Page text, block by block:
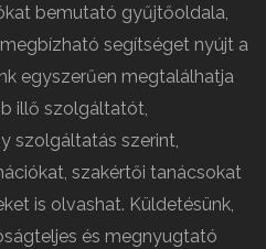
bemutató gyűjtőoldala,
segítséget nyújt a
egyszerűen megtalálhatja
illő szolgáltatót,
szolgáltatás szerint,
szakértői tanácsokat
is olvashat. Küldetésünk,
és megnyugtató